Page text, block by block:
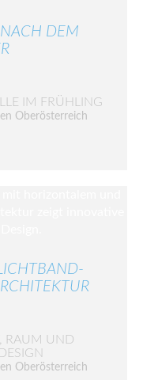
DEM
IM FRÜHLING
Oberösterreich
RAUM UND
Oberösterreich